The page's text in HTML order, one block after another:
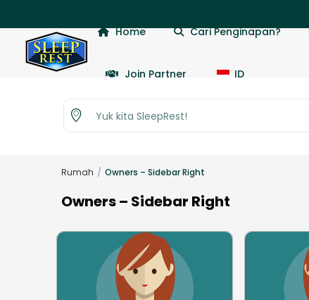
Home Cari Penginapan?
Join Partner ID
Yuk kita SleepRest!
Rumah Owners – Sidebar Right
Owners – Sidebar Right